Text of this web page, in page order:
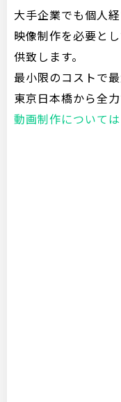
大手企業でも個人
映像制作を必要と
供致します。
最小限のコストで
東京日本橋から全
動画制作について